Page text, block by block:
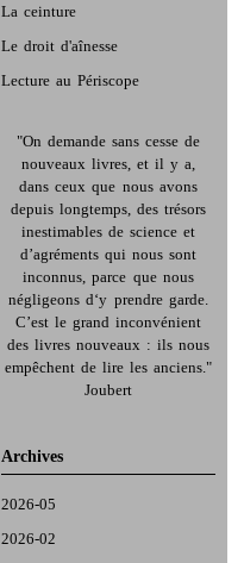
La ceinture
Le droit d'aînesse
Lecture au Périscope
"On demande sans cesse de
nouveaux livres, et il y a,
dans ceux que nous avons
depuis longtemps, des trésors
inestimables de science et
d’agréments qui nous sont
inconnus, parce que nous
négligeons d‘y prendre garde.
C’est le grand inconvénient
des livres nouveaux : ils nous
empêchent de lire les anciens."
Joubert
Archives
2026-05
2026-02